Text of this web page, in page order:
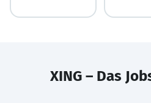
XING – Das